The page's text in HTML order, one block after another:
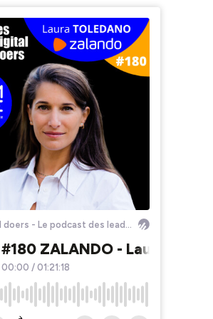
Les digital doers - Le podcast des leaders du retail et du e-commerce
#180 ZALANDO - Laura
00:00 / 01:21:18